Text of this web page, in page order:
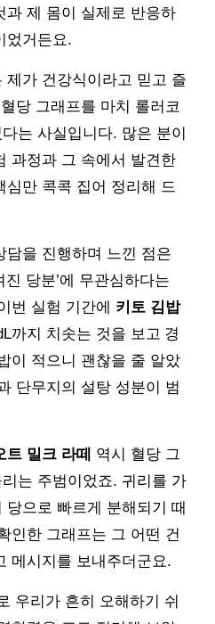
과 제 몸이 실제로 반응하
었거든요.
제가 건강식이라고 믿고 즐
당 그래프를 마치 롤러코
는 사실입니다. 많은 분이
과정과 그 속에서 발견한
심만 콕콕 집어 정리해 드
담을 진행하며 느낀 점은
당분’에 무관심하다는
번 실험 기간에 키토 김밥
까지 치솟는 것을 보고 경
이 적으니 괜찮을 줄 알았
단무지의 설탕 성분이 범
트 밀크 라떼
역시 혈당 그
는 주범이었죠. 귀리를 가
당으로 빠르게 분해되기 때
인한 그래프는 그 어떤 건
메시지를 보내주더군요.
우리가 흔히 오해하기 쉬